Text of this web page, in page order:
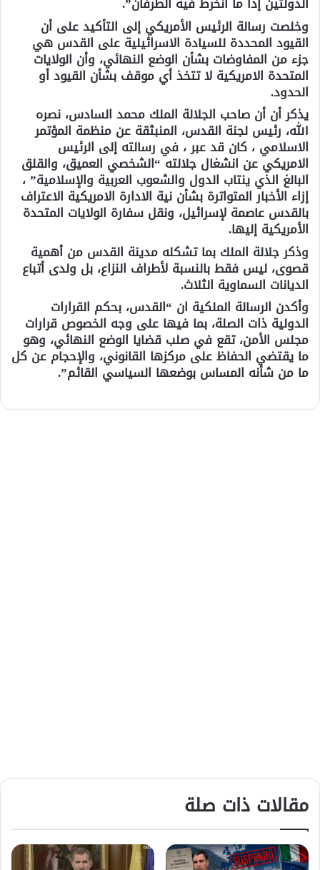
وخلصت رسالة الرئيس الأمريكي إلى التأكيد على أن
القيود المحددة للسيادة الاسرائيلية على القدس هي
جزء من المفاوضات بشأن الوضع النهائي، وأن الولايات
المتحدة الامريكية لا تتخذ أي موقف بشأن القيود أو
الحدود.
يذكر أن أن صاحب الجلالة الملك محمد السادس، نصره
الله، رئيس لجنة القدس، المنبثقة عن منظمة المؤتمر
الاسلامي ، كان قد عبر ، في رسالته إلى الرئيس
الامريكي عن انشغال جلالته “الشخصي العميق، والقلق
البالغ الذي ينتاب الدول والشعوب العربية والإسلامية” ،
إزاء الأخبار المتواترة بشأن نية الادارة الامريكية الاعتراف
بالقدس عاصمة لإسرائيل، ونقل سفارة الولايات المتحدة
الأمريكية إليها.
وذكر جلالة الملك بما تشكله مدينة القدس من أهمية
قصوى، ليس فقط بالنسبة لأطراف النزاع، بل ولدى أتباع
الديانات السماوية الثلاث.
وأكدن الرسالة الملكية ان “القدس، بحكم القرارات
الدولية ذات الصلة، بما فيها على وجه الخصوص قرارات
مجلس الأمن، تقع في صلب قضايا الوضع النهائي، وهو
ما يقتضي الحفاظ على مركزها القانوني، والإحجام عن كل
ما من شأنه المساس بوضعها السياسي القائم”.
مقالات ذات صلة